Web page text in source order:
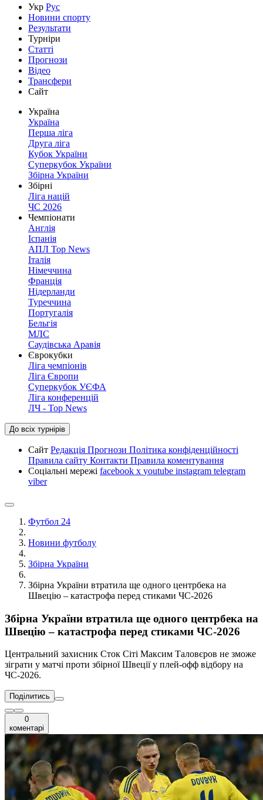
Укр Рус
Новини спорту
Результати
Турніри
Статті
Прогнози
Відео
Трансфери
Сайт
Україна
Україна
Перша ліга
Друга ліга
Кубок України
Суперкубок України
Збірна України
Збірні
Ліга націй
ЧС 2026
Чемпіонати
Англія
Іспанія
АПЛ Top News
Італія
Німеччина
Франція
Нідерланди
Туреччина
Португалія
Бельгія
МЛС
Саудівська Аравія
Єврокубки
Ліга чемпіонів
Ліга Європи
Суперкубок УЄФА
Ліга конференцій
ЛЧ - Top News
До всіх турнірів
Сайт Редакція Прогнози Політика конфіденційності
Правила сайту Контакти Правила коментування
Соціальні мережі facebook x youtube instagram telegram
viber
Футбол 24
Новини футболу
Збірна України
Збірна України втратила ще одного центрбека на
Швецію – катастрофа перед стиками ЧС-2026
Збірна України втратила ще одного центрбека на
Швецію – катастрофа перед стиками ЧС-2026
Центральний захисник Сток Сіті Максим Таловєров не зможе
зіграти у матчі проти збірної Швеції у плей-офф відбору на
ЧС-2026.
Поділитись
0
коментарі